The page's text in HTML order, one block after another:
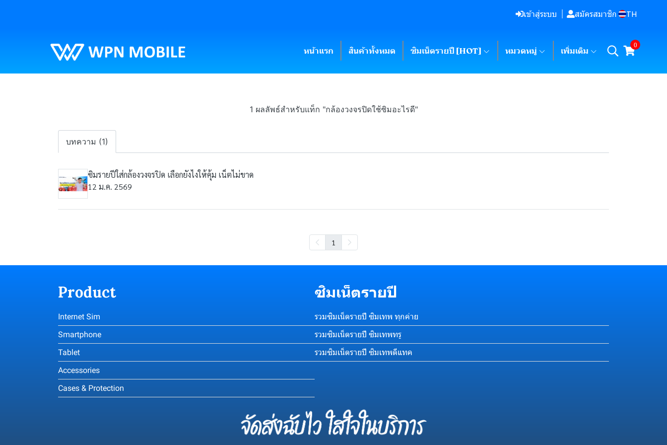
เข้าสู่ระบบ สมัครสมาชิก TH
หน้าแรก สินค้าทั้งหมด ซิมเน็ตรายปี [HOT] หมวดหมู่ เพิ่มเติม
0
1 ผลลัพธ์สำหรับแท็ก "กล้องวงจรปิดใช้ซิมอะไรดี"
บทความ (1)
ซิมรายปีใส่กล้องวงจรปิด เลือกยังไงให้คุ้ม เน็ตไม่ขาด
12 ม.ค. 2569
1
Product
Internet Sim
Smartphone
Tablet
Accessories
Cases & Protection
ซิมเน็ตรายปี
รวมซิมเน็ตรายปี ซิมเทพ ทุกค่าย
รวมซิมเน็ตรายปี ซิมเทพทรู
รวมซิมเน็ตรายปี ซิมเทพดีแทค